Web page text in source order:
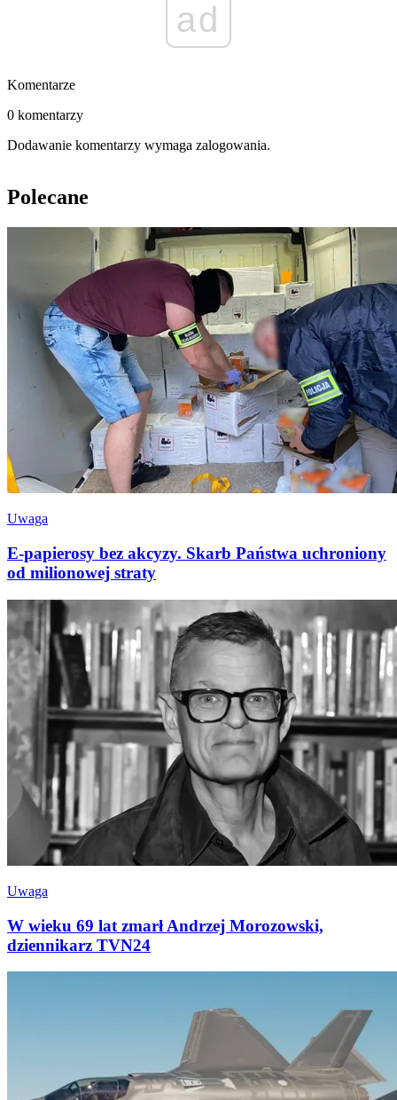
ad
Komentarze
0 komentarzy
Dodawanie komentarzy wymaga zalogowania.
Polecane
Uwaga
E-papierosy bez akcyzy. Skarb Państwa uchroniony
od milionowej straty
Uwaga
W wieku 69 lat zmarł Andrzej Morozowski,
dziennikarz TVN24